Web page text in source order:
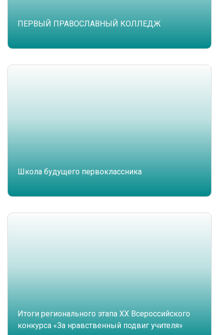
ПЕРВЫЙ ПРАВОСЛАВНЫЙ КОЛЛЕДЖ
Школа будущего первоклассника
Итоги регионального этапа XX Всероссийского
конкурса «За нравственный подвиг учителя»